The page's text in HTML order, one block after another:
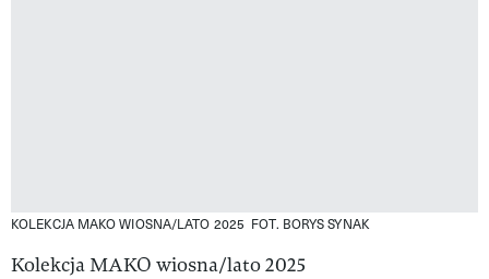
KOLEKCJA MAKO WIOSNA/LATO 2025 FOT. BORYS SYNAK
Kolekcja MAKO wiosna/lato 2025